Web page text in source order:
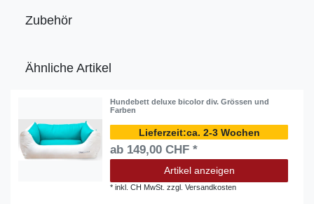
Zubehör
Ähnliche Artikel
Hundebett deluxe bicolor div. Grössen und
Farben
ca. 2-3 Wochen
ab 149,00 CHF *
Artikel anzeigen
*inkl. CH MwSt. zzgl.Versandkosten